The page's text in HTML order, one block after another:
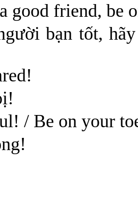
good friend, be
bạn tốt,
/ Be on your